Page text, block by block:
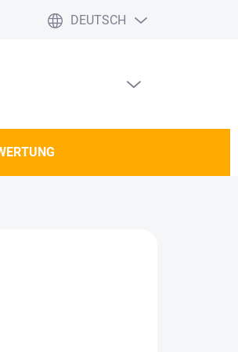
DEUTSCH